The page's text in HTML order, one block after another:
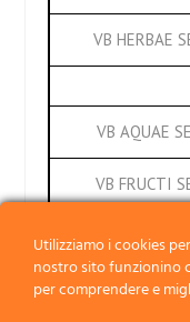
VB HERBAE
VB AQUAE
VB FRUCTI
VB HERBAE
Utilizziamo i cookies
nostro sito funzionino
per comprendere e